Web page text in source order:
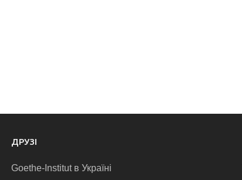
ДРУЗІ
Goethe-Institut в Україні